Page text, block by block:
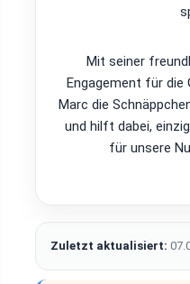
Mit seiner
Engagement für
Marc die
und hilft dabei,
für unsere
Zuletzt aktualisiert: